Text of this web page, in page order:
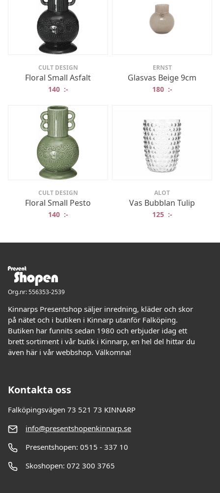
CULT DESIGN
Floral Small Asfalt
140 :-
ERNST
Glasvas Beige 9cm
180 :-
CULT DESIGN
Floral Small Pesto
140 :-
ALOT
Vas Bubblan Tulip
125 :-
Org.nr: 556353-2539
Kinnarps Presentshop säljer inredning, kläder och skor
på nätet och i butiken i Kinnarp utanför Falköping.
Butiken har funnits sedan 1980 och erbjuder idag ett
brett sortiment i vår butik i Kinnarp, en hel del hittar du
även här i vår webbshop. Välkomna!
Kontakta oss
Falköpingsvägen 73 521 73 KINNARP
info@presentshopenkinnarp.se
Presentshopen: 0515 - 337 10
Skoshopen: 072 300 3765